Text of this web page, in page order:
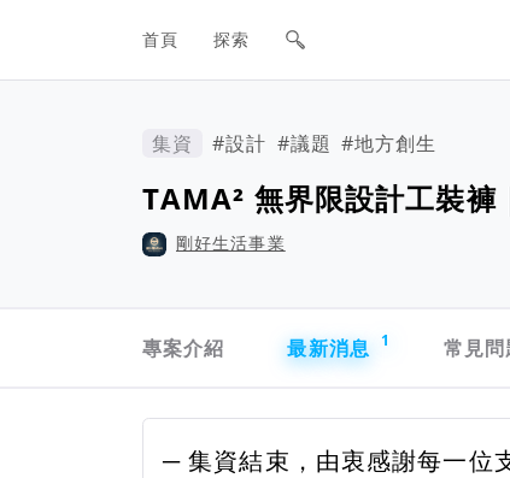
網站主要導航欄
首頁 探索
集資 #設計 #議題 #地方創生
TAMA² 無界限設計工裝
剛好生活事業
專案介紹
最新消息 1 常見問
─ 集資結束，由衷感謝每一位